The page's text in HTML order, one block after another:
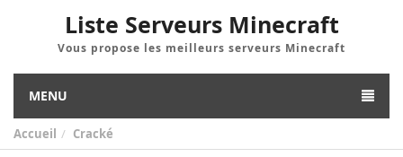
Liste Serveurs Minecraft
Vous propose les meilleurs serveurs Minecraft
MENU
Accueil Cracké